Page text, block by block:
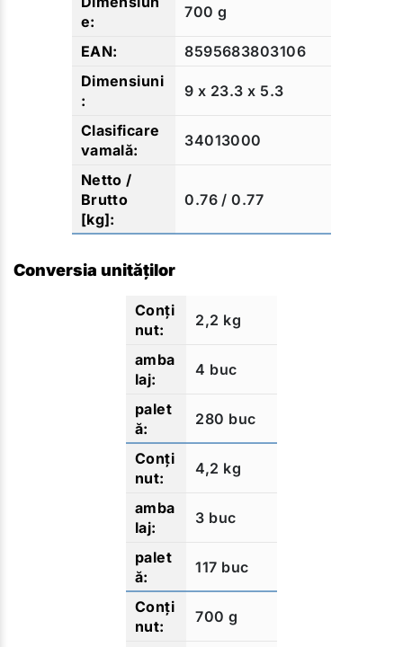
700 g
8595683803106
9 x 23.3 x 5.3
34013000
0.76 / 0.77
Conversia unităților
2,2 kg
4 buc
280 buc
4,2 kg
3 buc
117 buc
700 g